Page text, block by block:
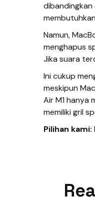
dibandingkan
Namun,
menghapus
Jika suara
Ini cukup
meskipun
Air M1 hanya
memiliki gril
Pilihan kami: